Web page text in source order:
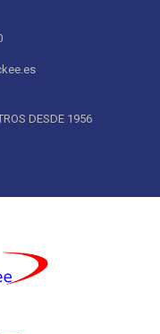
DESDE 1956